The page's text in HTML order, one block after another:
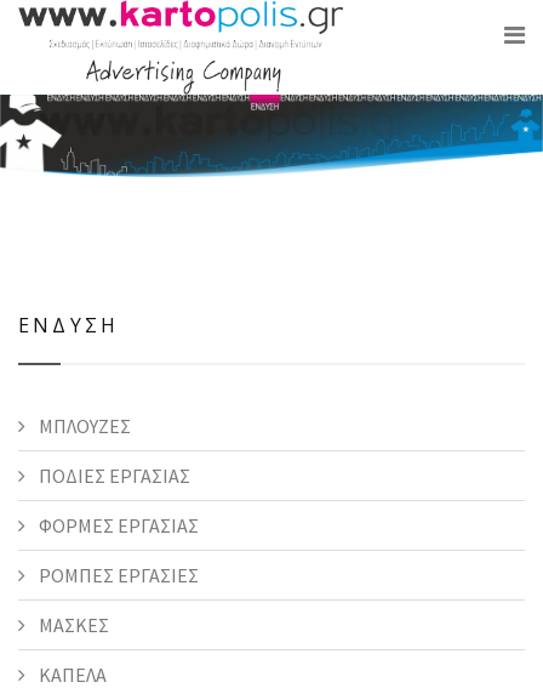
ΕΝΔΥΣΗ
ΜΠΛΟΥΖΕΣ
ΠΟΔΙΕΣ ΕΡΓΑΣΙΑΣ
ΦΟΡΜΕΣ ΕΡΓΑΣΙΑΣ
ΡΟΜΠΕΣ ΕΡΓΑΣΙΕΣ
ΜΑΣΚΕΣ
ΚΑΠΕΛΑ